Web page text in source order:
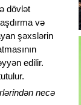
dövlət
və
şəxslərin
edilir.
necə